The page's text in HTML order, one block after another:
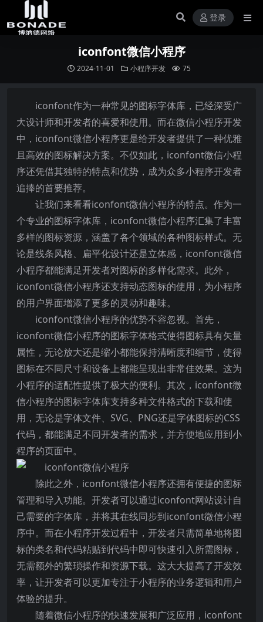
登录
iconfont微信小程序
2024-11-01 小程序开发 75
iconfont作为一种常见的图标字体库，已经深受广
大设计师和开发者的喜爱和使用。而在微信小程序开发
中，iconfont微信小程序更是给开发者提供了一种优雅
且高效的图标解决方案。不仅如此，iconfont微信小程
序还凭借其独特的特点和优势，成为众多小程序开发者
追捧的首要推荐。
让我们来看看iconfont微信小程序的特点。作为一
个专业的图标字体库，iconfont微信小程序汇集了丰富
多样的图标资源，涵盖了各个领域的各种图标样式。无
论是线条风格、扁平化设计还是立体感，iconfont微信
小程序都能满足开发者对图标的多样化需求。此外，
iconfont微信小程序还支持动态图标的使用，为小程序
的用户界面增添了更多的灵动和趣味。
iconfont微信小程序的优势不容忽视。首先，
iconfont微信小程序的图标字体格式使得图标具有矢量
属性，无论放大还是缩小都能保持清晰度和细节，使得
图标在不同尺寸和设备上都能呈现出非常佳效果。这为
小程序的适配性提供了极大的便利。其次，iconfont微
信小程序的图标字体库支持多种文件格式的下载和使
用，无论是字体文件、SVG、PNG还是字体图标的CSS
代码，都能满足不同开发者的需求，并方便地应用到小
程序的页面中。
除此之外，iconfont微信小程序还拥有便捷的图标
管理和导入功能。开发者可以通过iconfont网站设计自
己需要的字体库，并将其在线同步到iconfont微信小程
序中。而在小程序开发过程中，开发者只需简单地将图
标的类名和代码粘贴到代码中即可快速引入所需图标，
无需额外的繁琐操作和资源下载。这大大提高了开发效
率，让开发者可以更加专注于小程序的业务逻辑和用户
体验的提升。
随着微信小程序的快速发展和广泛应用，iconfont